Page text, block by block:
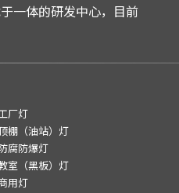
一体的研发中心，目前
厂灯
棚（油站）灯
腐防爆灯
室（黑板）灯
用灯